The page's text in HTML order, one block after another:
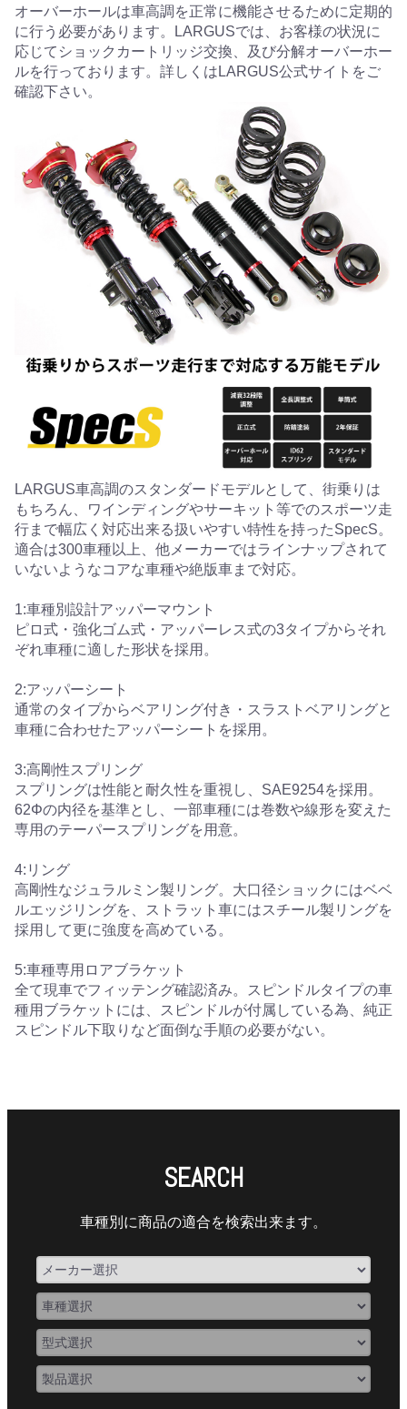
オーバーホールは車高調を正常に機能させるために定期的
に行う必要があります。LARGUSでは、お客様の状況に
応じてショックカートリッジ交換、及び分解オーバーホー
ルを行っております。詳しくはLARGUS公式サイトをご
確認下さい。
LARGUS車高調のスタンダードモデルとして、街乗りは
もちろん、ワインディングやサーキット等でのスポーツ走
行まで幅広く対応出来る扱いやすい特性を持ったSpecS。
適合は300車種以上、他メーカーではラインナップされて
いないようなコアな車種や絶版車まで対応。
1:車種別設計アッパーマウント
ピロ式・強化ゴム式・アッパーレス式の3タイプからそれ
ぞれ車種に適した形状を採用。
2:アッパーシート
通常のタイプからベアリング付き・スラストベアリングと
車種に合わせたアッパーシートを採用。
3:高剛性スプリング
スプリングは性能と耐久性を重視し、SAE9254を採用。
62Φの内径を基準とし、一部車種には巻数や線形を変えた
専用のテーパースプリングを用意。
4:リング
高剛性なジュラルミン製リング。大口径ショックにはベベ
ルエッジリングを、ストラット車にはスチール製リングを
採用して更に強度を高めている。
5:車種専用ロアブラケット
全て現車でフィッテング確認済み。スピンドルタイプの車
種用ブラケットには、スピンドルが付属している為、純正
スピンドル下取りなど面倒な手順の必要がない。
SEARCH
車種別に商品の適合を検索出来ます。